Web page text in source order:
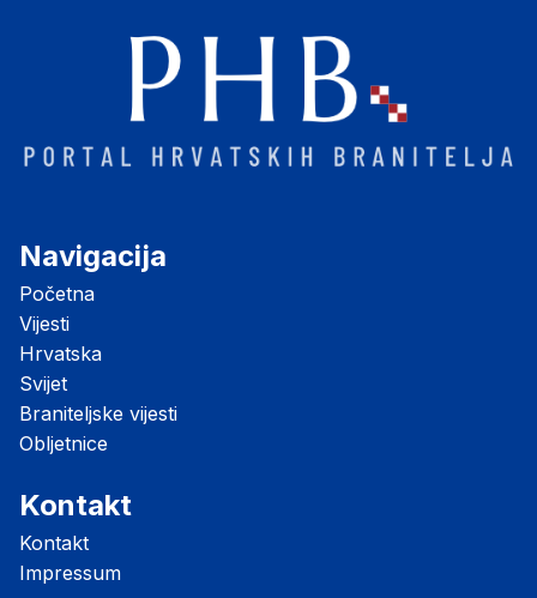
Navigacija
Početna
Vijesti
Hrvatska
Svijet
Braniteljske vijesti
Obljetnice
Kontakt
Kontakt
Impressum